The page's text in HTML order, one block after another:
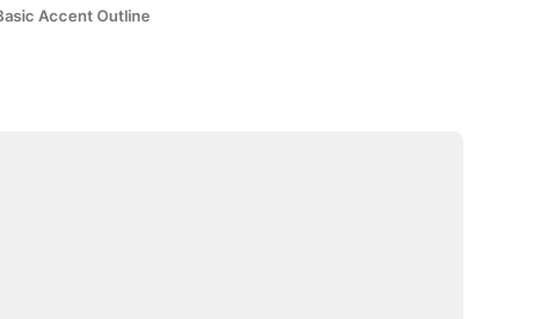
Accent Outline